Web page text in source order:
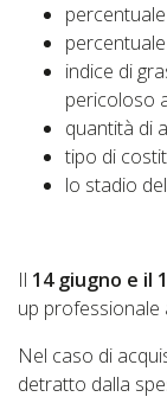
indice di
pericoloso
quantità di
tipo di
lo stadio
Il 14 giugno e il
up professionale
Nel caso di
detratto dalla